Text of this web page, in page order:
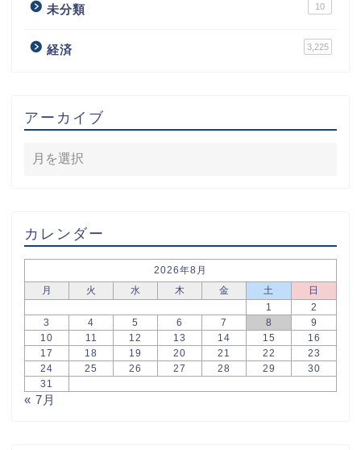
未分類 10
経済 3,225
アーカイブ
カレンダー
2026年8月
月
火 水 木 金 土
日
1
2
3
4 5 6 7 8
9
10
11 12 13 14 15
16
17
18 19 20 21 22
23
24
25 26 27 28 29
30
31
« 7月